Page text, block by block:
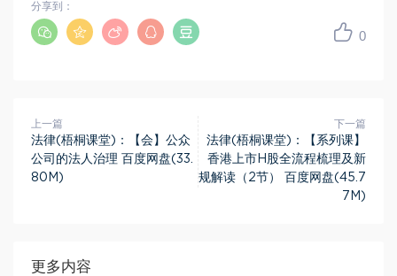
0
分享到：
上一篇
法律(梧桐课堂)：【会】公众
公司的法人治理 百度网盘(33.
80M)
下一篇
法律(梧桐课堂)：【系列课】
香港上市H股全流程梳理及新
规解读（2节） 百度网盘(45.7
7M)
更多内容